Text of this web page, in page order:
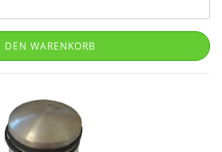
DEN WARENKORB